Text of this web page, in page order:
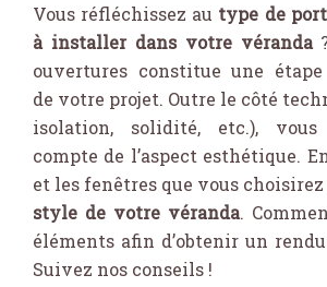
Vous réfléchissez au type de
à installer dans votre véranda
ouvertures constitue une
de votre projet. Outre le côté
isolation, solidité, etc.),
compte de l’aspect esthétique.
et les fenêtres que vous
style de votre véranda.
éléments afin d’obtenir un
Suivez nos conseils !